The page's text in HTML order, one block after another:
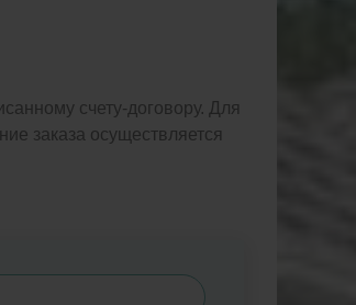
счету-договору. Для
заказа осуществляется